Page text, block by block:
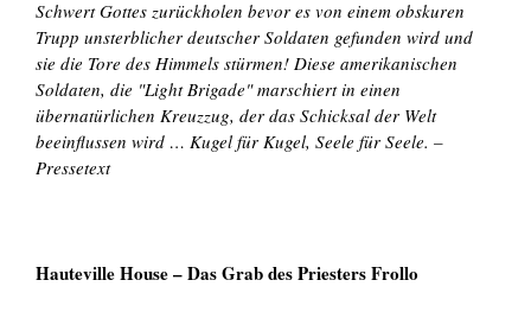
Schwert Gottes zurückholen bevor es von einem obskuren
Trupp unsterblicher deutscher Soldaten gefunden wird und
sie die Tore des Himmels stürmen! Diese amerikanischen
Soldaten, die "Light Brigade" marschiert in einen
übernatürlichen Kreuzzug, der das Schicksal der Welt
beeinflussen wird … Kugel für Kugel, Seele für Seele. –
Pressetext
Hauteville House– Das Grab des Priesters Frollo